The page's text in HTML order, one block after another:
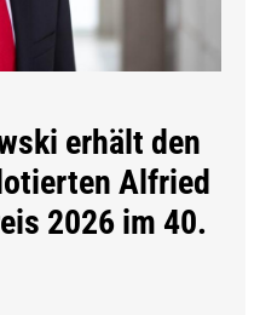
erhält den
Alfried
2026 im 40.